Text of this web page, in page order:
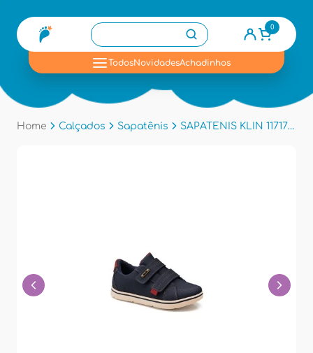
0
TodosNovidadesAchadinhos
Home Calçados Sapatênis SAPATENIS KLIN 117171 - Marinho